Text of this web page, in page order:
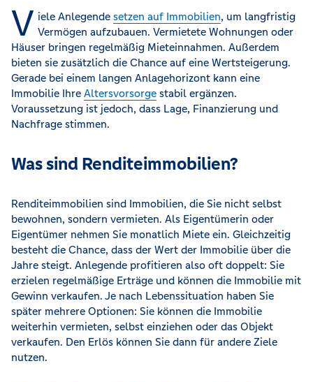
V iele Anlegendesetzen auf Immobilien, um langfristig
Vermögen aufzubauen. Vermietete Wohnungen oder
Häuser bringen regelmäßig Mieteinnahmen. Außerdem
bieten sie zusätzlich die Chance auf eine Wertsteigerung.
Gerade bei einem langen Anlagehorizont kann eine
Immobilie Ihre Altersvorsorge stabil ergänzen.
Voraussetzung ist jedoch, dass Lage, Finanzierung und
Nachfrage stimmen.
Was sind Renditeimmobilien?
Renditeimmobilien sind Immobilien, die Sie nicht selbst
bewohnen, sondern vermieten. Als Eigentümerin oder
Eigentümer nehmen Sie monatlich Miete ein. Gleichzeitig
besteht die Chance, dass der Wert der Immobilie über die
Jahre steigt. Anlegende profitieren also oft doppelt: Sie
erzielen regelmäßige Erträge und können die Immobilie mit
Gewinn verkaufen. Je nach Lebenssituation haben Sie
später mehrere Optionen: Sie können die Immobilie
weiterhin vermieten, selbst einziehen oder das Objekt
verkaufen. Den Erlös können Sie dann für andere Ziele
nutzen.